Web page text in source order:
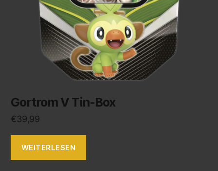
Gortrom V Tin-Box
€39,99
WEITERLESEN